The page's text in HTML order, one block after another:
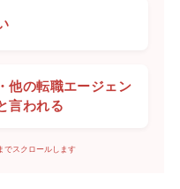
他の転職エージェン
言われる
でスクロールします